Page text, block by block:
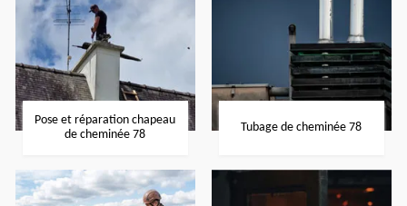
Pose et réparation chapeau
de cheminée 78
Tubage de cheminée 78